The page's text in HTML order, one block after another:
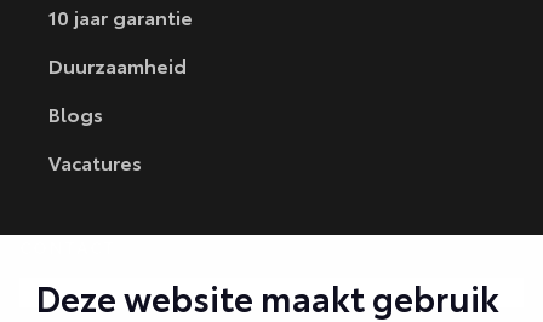
Deze website maakt gebruik
10 jaar garantie
Duurzaamheid
Blogs
Vacatures
Autobedrijf Amersfoort